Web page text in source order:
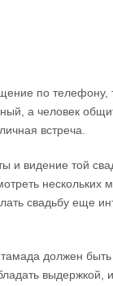
по телефону,
а человек
встреча.
и видение той
нескольких
свадьбу еще
должен